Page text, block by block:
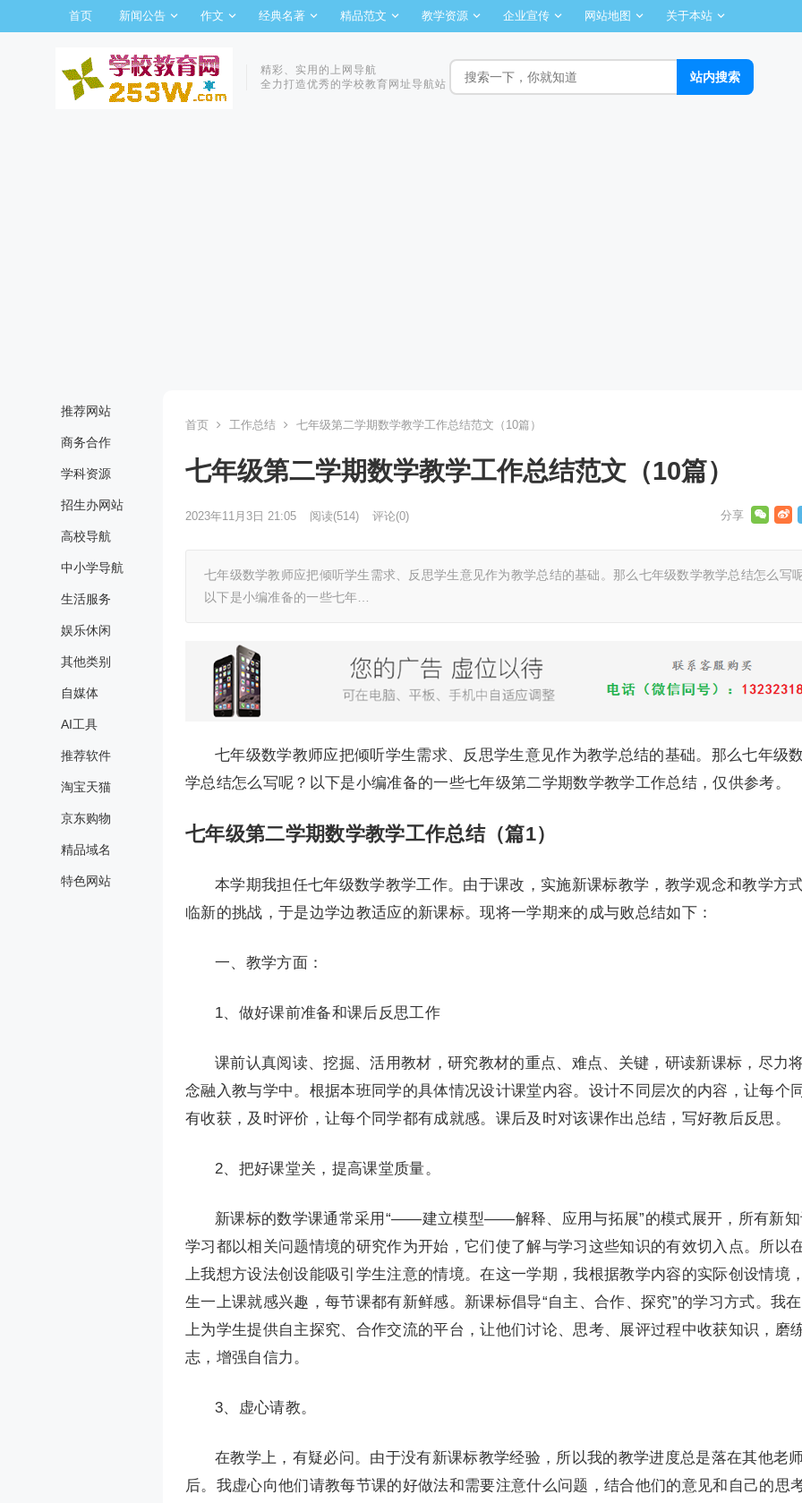
首页 新闻公告 作文 经典名著 精品范文 教学资源 企业宣传 网站地图 关于本站
精彩、实用的上网导航
全力打造优秀的学校教育网址导航站
推荐网站
商务合作
学科资源
招生办网站
高校导航
中小学导航
生活服务
娱乐休闲
其他类别
自媒体
AI工具
推荐软件
淘宝天猫
京东购物
精品域名
特色网站
首页 工作总结 七年级第二学期数学教学工作总结范文（10篇）
七年级第二学期数学教学工作总结范文（10篇）
2023年11月3日 21:05 阅读(514) 评论(0)
七年级数学教师应把倾听学生需求、反思学生意见作为教学总结的基础。那么七年级数学教学总结怎么写
以下是小编准备的一些七年…
七年级数学教师应把倾听学生需求、反思学生意见作为教学总结的基础。那么七年级
学总结怎么写呢？以下是小编准备的一些七年级第二学期数学教学工作总结，仅供参考。
七年级第二学期数学教学工作总结（篇1）
本学期我担任七年级数学教学工作。由于课改，实施新课标教学，教学观念和教学方
临新的挑战，于是边学边教适应的新课标。现将一学期来的成与败总结如下：
一、教学方面：
1、做好课前准备和课后反思工作
课前认真阅读、挖掘、活用教材，研究教材的重点、难点、关键，研读新课标，尽力
念融入教与学中。根据本班同学的具体情况设计课堂内容。设计不同层次的内容，让每个
有收获，及时评价，让每个同学都有成就感。课后及时对该课作出总结，写好教后反思。
2、把好课堂关，提高课堂质量。
新课标的数学课通常采用“——建立模型——解释、应用与拓展”的模式展开，所有新知
学习都以相关问题情境的研究作为开始，它们使了解与学习这些知识的有效切入点。所以
上我想方设法创设能吸引学生注意的情境。在这一学期，我根据教学内容的实际创设情境
生一上课就感兴趣，每节课都有新鲜感。新课标倡导“自主、合作、探究”的学习方式。我
上为学生提供自主探究、合作交流的平台，让他们讨论、思考、展评过程中收获知识，磨
志，增强自信力。
3、虚心请教。
在教学上，有疑必问。由于没有新课标教学经验，所以我的教学进度总是落在其他老
后。我虚心向他们请教每节课的好做法和需要注意什么问题，结合他们的意见和自己的思